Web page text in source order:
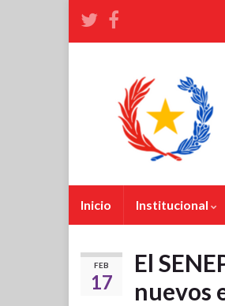
Inicio Institucional
FEB
17
El
nuevos